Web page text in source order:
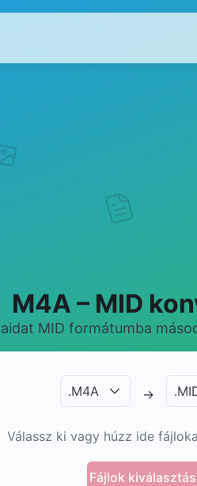
M4A – MID
MID formátumba
.M4A → .
Válassz ki vagy húzz ide
Fájlok